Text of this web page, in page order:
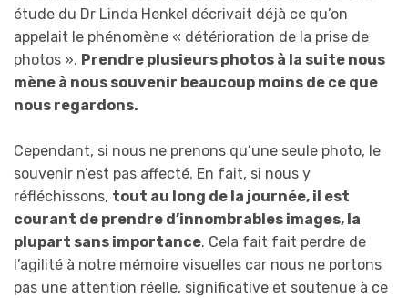
étude du Dr Linda Henkel décrivait déjà ce qu’on
appelait le phénomène « détérioration de la prise de
photos ». Prendre plusieurs photos à la suite nous
mène à nous souvenir beaucoup moins de ce que
nous regardons.
Cependant, si nous ne prenons qu’une seule photo, le
souvenir n’est pas affecté. En fait, si nous y
réfléchissons, tout au long de la journée, il est
courant de prendre d’innombrables images, la
plupart sans importance. Cela fait fait perdre de
l’agilité à notre mémoire visuelles car nous ne portons
pas une attention réelle, significative et soutenue à ce